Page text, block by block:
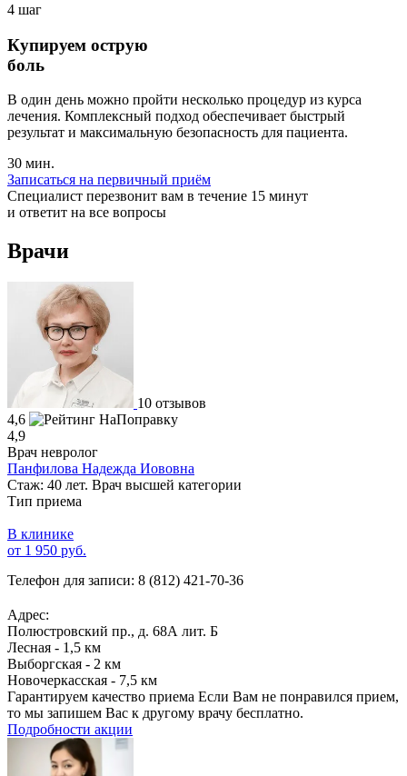
4 шаг
Купируем острую
боль
В один день можно пройти несколько процедур из курса
лечения. Комплексный подход обеспечивает быстрый
результат и максимальную безопасность для пациента.
30 мин.
Записаться на первичный приём
Специалист перезвонит вам в течение 15 минут
и ответит на все вопросы
Врачи
10 отзывов
4,6
4,9
Врач невролог
Панфилова Надежда Иововна
Стаж: 40 лет. Врач высшей категории
Тип приема
В клинике
от 1 950 руб.
Телефон для записи: 8 (812) 421-70-36
Адрес:
Полюстровский пр., д. 68А лит. Б
Лесная - 1,5 км
Выборгская - 2 км
Новочеркасская - 7,5 км
Гарантируем качество приема Если Вам не понравился прием,
то мы запишем Вас к другому врачу бесплатно.
Подробности акции